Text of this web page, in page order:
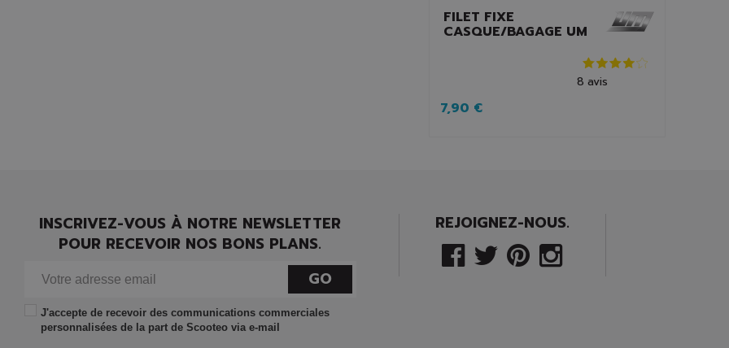
FILET FIXE
CASQUE/BAGAGE UM
8 avis
7,90 €
INSCRIVEZ-VOUS À NOTRE NEWSLETTER
POUR RECEVOIR NOS BONS PLANS.
GO
J'accepte de recevoir des communications commerciales
personnalisées de la part de Scooteo via e-mail
REJOIGNEZ-NOUS.